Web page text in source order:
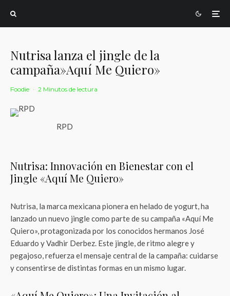
Nutrisa lanza el jingle de la
campaña»Aquí Me Quiero»
Foodie · 2 Minutos de lectura
RPD
Nutrisa: Innovación en Bienestar con el
Jingle «Aquí Me Quiero»
Nutrisa, la marca mexicana pionera en helado de yogurt, ha
lanzado un nuevo jingle como parte de su campaña «Aquí Me
Quiero», protagonizada por los conocidos hermanos José
Eduardo y Vadhir Derbez. Este jingle, de ritmo alegre y
pegajoso, refuerza el mensaje central de la campaña: cuidarse
y consentirse de distintas formas en un mismo lugar.